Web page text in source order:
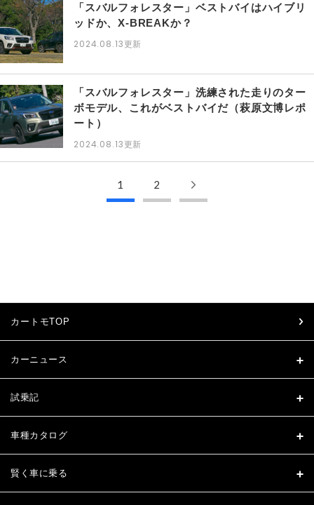
「スバルフォレスター」ベストバイはハイブリ
ッドか、X-BREAKか？
2024.08.13更新
「スバルフォレスター」洗練された走りのター
ボモデル、これがベストバイだ（萩原文博レポ
ート）
2024.08.13更新
1 2
カートモTOP
カーニュース
試乗記
車種カタログ
賢く車に乗る